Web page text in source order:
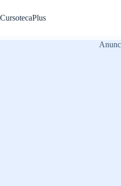
al
contenido
CursotecaPlus